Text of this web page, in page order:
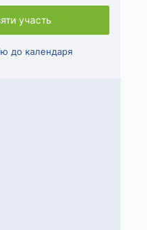
участь
до календаря